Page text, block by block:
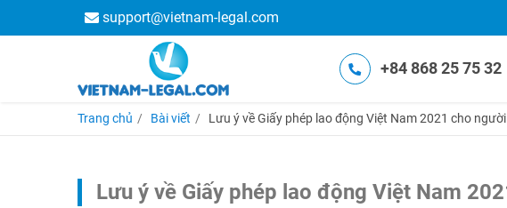
support@vietnam-legal.com
+84 868 25 75 32
Trang chủ Bài viết Lưu ý về Giấy phép lao động Việt Nam 2021 cho
Lưu ý về Giấy phép lao động Việt Nam